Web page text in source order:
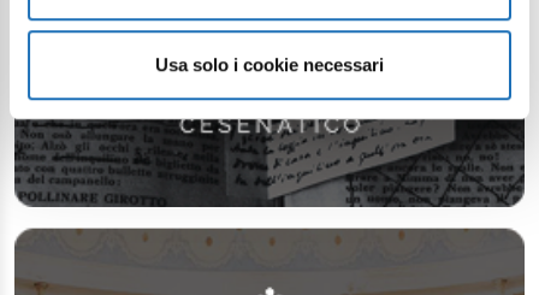
Usa solo i cookie necessari